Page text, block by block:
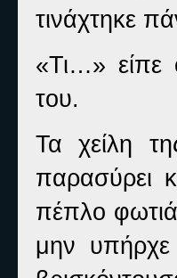
τινάχτηκε
«Τι…» είπε
του.
Τα χείλη
παρασύρει
πέπλο
μην